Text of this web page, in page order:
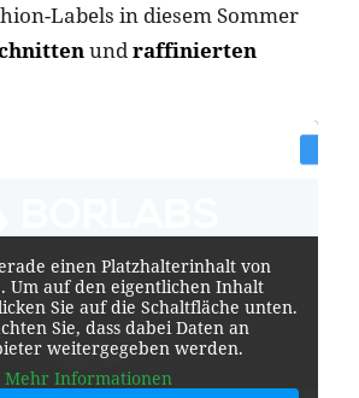
Labels in diesem Sommer
undraffinierten
einen Platzhalterinhalt von
. Um auf den eigentlichen Inhalt
Sie auf die Schaltfläche unten.
Sie, dass dabei Daten an
weitergegeben werden.
Mehr Informationen